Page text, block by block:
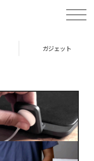
toggle
ガジェット